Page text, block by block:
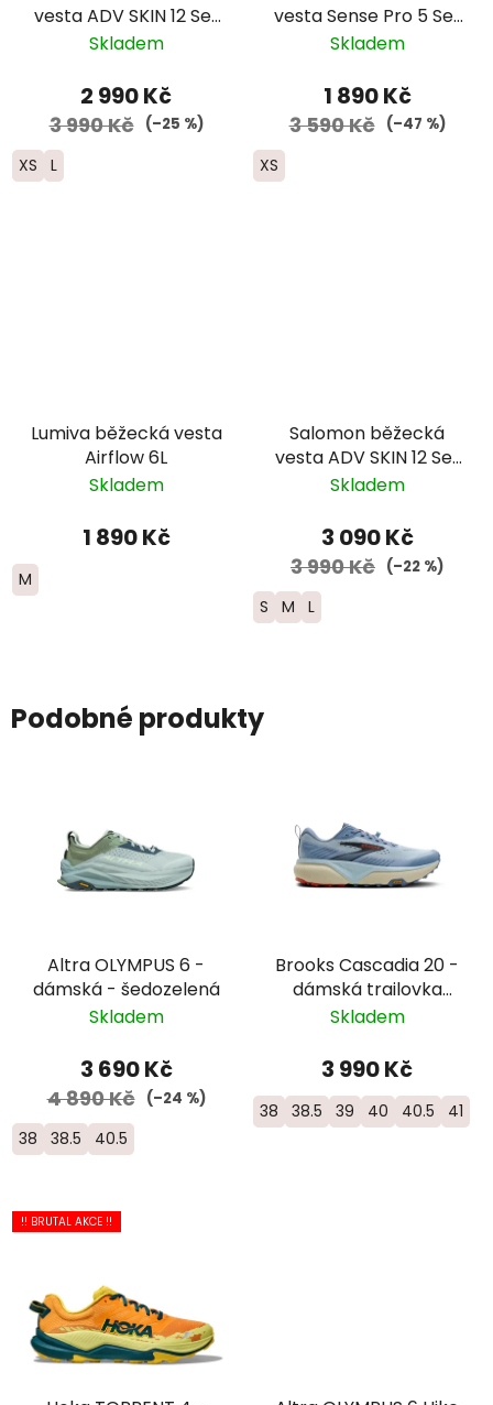
vesta ADV SKIN 12 Set
- černá 2025
Skladem
2 990 Kč
3 990 Kč (–25 %)
XS L
vesta Sense Pro 5 Set
- černá
Skladem
1 890 Kč
3 590 Kč (–47 %)
XS
Lumiva běžecká vesta
Airflow 6L
Skladem
1 890 Kč
M
Salomon běžecká
vesta ADV SKIN 12 Set
- dámská - černá
Skladem
3 090 Kč
3 990 Kč (–22 %)
S M L
Podobné produkty
Altra OLYMPUS 6 -
dámská - šedozelená
Skladem
3 690 Kč
4 890 Kč (–24 %)
38 38.5 40.5
Brooks Cascadia 20 -
dámská trailovka
bota do horského
Skladem
3 990 Kč
38 38.5 39 40 40.5 41
!! BRUTAL AKCE !!